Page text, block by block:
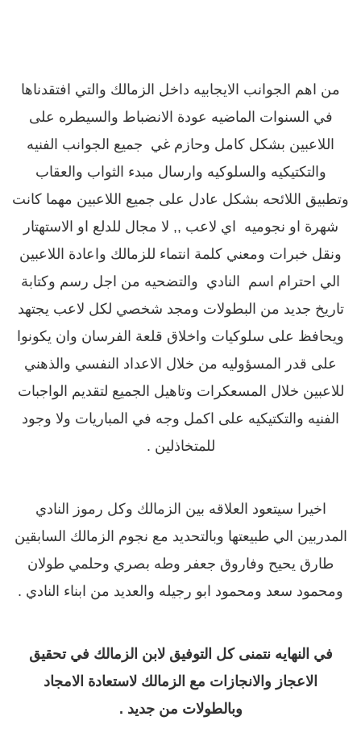
من اهم الجوانب الايجابيه داخل الزمالك والتي افتقدناها
في السنوات الماضيه عودة الانضباط والسيطره على
اللاعبين بشكل كامل وحازم غي جميع الجوانب الفنيه
والتكتيكيه والسلوكيه وارسال مبدء الثواب والعقاب
وتطبيق اللائحه بشكل عادل على جميع اللاعبين مهما كانت
شهرة او نجوميه اي لاعب ,, لا مجال للدلع او الاستهتار
ونقل خبرات ومعني كلمة انتماء للزمالك واعادة اللاعبين
الي احترام اسم النادي والتضحيه من اجل رسم وكتابة
تاريخ جديد من البطولات ومجد شخصي لكل لاعب يجتهد
ويحافظ على سلوكيات واخلاق قلعة الفرسان وان يكونوا
على قدر المسؤوليه من خلال الاعداد النفسي والذهني
للاعبين خلال المسعكرات وتاهيل الجميع لتقديم الواجبات
الفنيه والتكتيكيه على اكمل وجه في المباريات ولا وجود
للمتخاذلين .
اخيرا سيتعود العلاقه بين الزمالك وكل رموز النادي
المدربين الي طبيعتها وبالتحديد مع نجوم الزمالك السابقين
طارق يحيح وفاروق جعفر وطه بصري وحلمي طولان
ومحمود سعد ومحمود ابو رجيله والعديد من ابناء النادي .
في النهايه نتمنى كل التوفيق لابن الزمالك في تحقيق
الاعجاز والانجازات مع الزمالك لاستعادة الامجاد
وبالطولات من جديد .